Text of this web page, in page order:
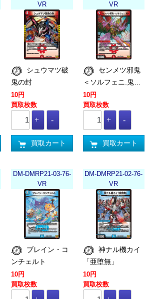
VR
鬼の封
10円
買取枚数
買取カート
VR
＜ソルフェニ.鬼…
10円
買取枚数
買取カート
DM-DMRP21-03-76-
VR
ンチェルト
10円
買取枚数
DM-DMRP21-02-76-
VR
「亜堕無」
10円
買取枚数